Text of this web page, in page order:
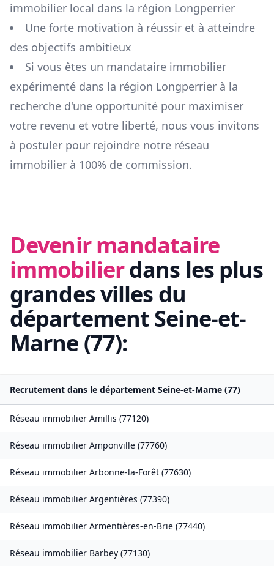
immobilier local dans la région Longperrier
Une forte motivation à réussir et à atteindre
des objectifs ambitieux
Si vous êtes un mandataire immobilier
expérimenté dans la région Longperrier à la
recherche d'une opportunité pour maximiser
votre revenu et votre liberté, nous vous invitons
à postuler pour rejoindre notre réseau
immobilier à 100% de commission.
Devenir mandataire
immobilierdans les plus
grandes villes du
départementSeine-et-
Marne (77):
Recrutement dans le département Seine-et-Marne (77)
Réseau immobilier Amillis (77120)
Réseau immobilier Amponville (77760)
Réseau immobilier Arbonne-la-Forêt (77630)
Réseau immobilier Argentières (77390)
Réseau immobilier Armentières-en-Brie (77440)
Réseau immobilier Barbey (77130)